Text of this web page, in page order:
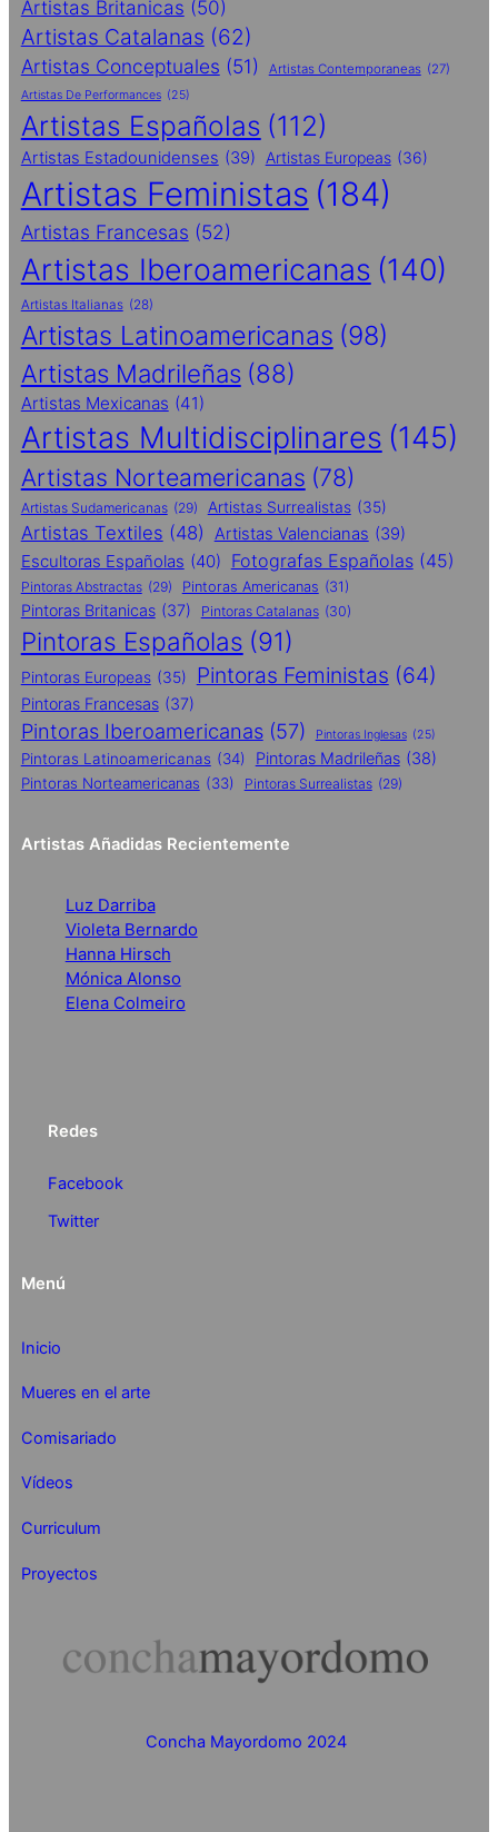
Artistas Britanicas (50)
Artistas Catalanas (62)
Artistas Conceptuales (51) Artistas Contemporaneas (27)
Artistas De Performances (25)
Artistas Españolas (112)
Artistas Estadounidenses (39) Artistas Europeas (36)
Artistas Feministas (184)
Artistas Francesas (52)
Artistas Iberoamericanas (140)
Artistas Italianas (28)
Artistas Latinoamericanas (98)
Artistas Madrileñas (88)
Artistas Mexicanas (41)
Artistas Multidisciplinares (145)
Artistas Norteamericanas (78)
Artistas Sudamericanas (29) Artistas Surrealistas (35)
Artistas Textiles (48) Artistas Valencianas (39)
Escultoras Españolas (40) Fotografas Españolas (45)
Pintoras Abstractas (29) Pintoras Americanas (31)
Pintoras Britanicas (37) Pintoras Catalanas (30)
Pintoras Españolas (91)
Pintoras Europeas (35) Pintoras Feministas (64)
Pintoras Francesas (37)
Pintoras Iberoamericanas (57) Pintoras Inglesas (25)
Pintoras Latinoamericanas (34) Pintoras Madrileñas (38)
Pintoras Norteamericanas (33) Pintoras Surrealistas (29)
Artistas Añadidas Recientemente
Luz Darriba
Violeta Bernardo
Hanna Hirsch
Mónica Alonso
Elena Colmeiro
Redes
Facebook
Twitter
Menú
Inicio
Mueres en el arte
Comisariado
Vídeos
Curriculum
Proyectos
Concha Mayordomo 2024